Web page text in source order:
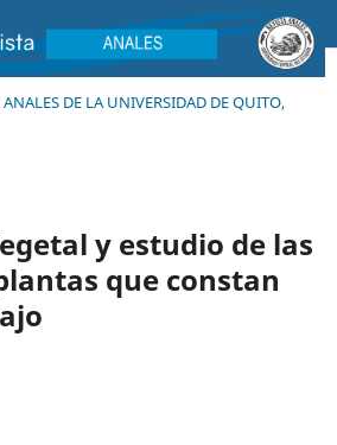
DE LA UNIVERSIDAD DE QUITO,
y estudio de las
que constan